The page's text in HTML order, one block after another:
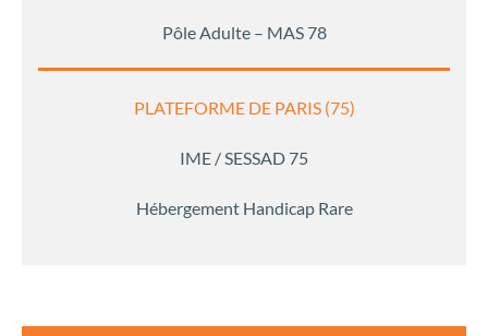
Pôle Adulte – MAS 78
PLATEFORME DE PARIS (75)
IME / SESSAD 75
Hébergement Handicap Rare